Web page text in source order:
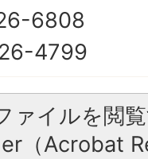
6808
4799
ァイルを閲
（Acrobat